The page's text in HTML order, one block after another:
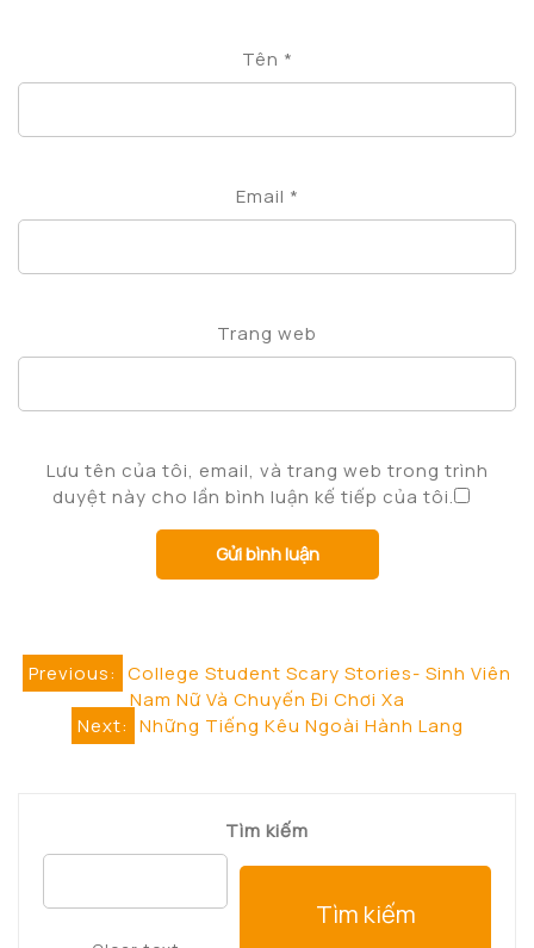
Tên *
Email *
Trang web
Lưu tên của tôi, email, và trang web trong trình
duyệt này cho lần bình luận kế tiếp của tôi.
Điều
hướng
Previous: College Student Scary Stories- Sinh Viên
Nam Nữ Và Chuyến Đi Chơi Xa
Next: Những Tiếng Kêu Ngoài Hành Lang
Tìm kiếm
Tìm kiếm